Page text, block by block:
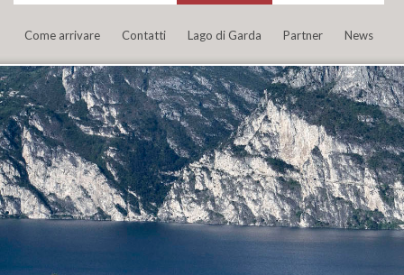
Come arrivare Contatti Lago di Garda Partner News